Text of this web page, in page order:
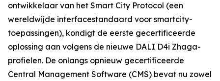
ontwikkelaar van het Smart City Protocol (een
wereldwijde interfacestandaard voor smartcity-
toepassingen), kondigt de eerste gecertificeerde
oplossing aan volgens de nieuwe DALI D4i Zhaga-
profielen. De onlangs opnieuw gecertificeerde
Central Management Software (CMS) bevat nu zowel